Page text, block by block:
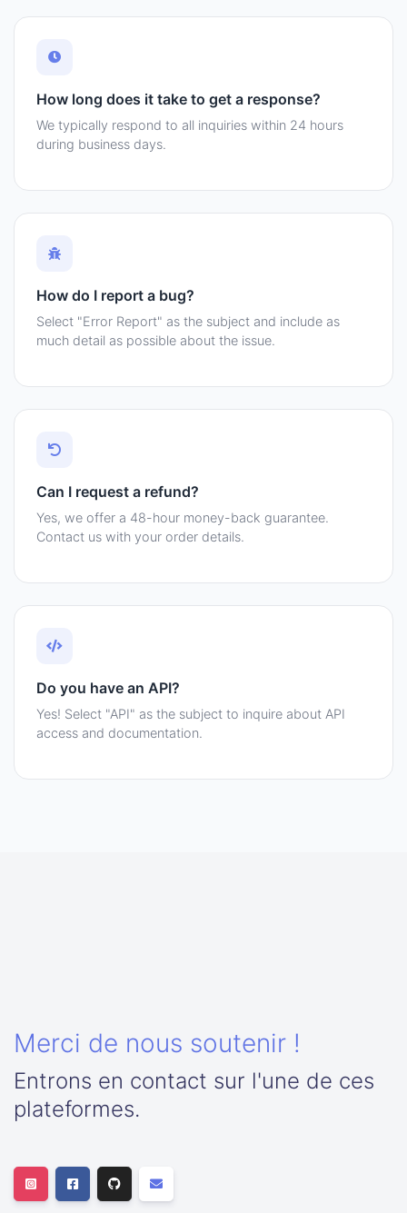
How long does it take to get a response?
We typically respond to all inquiries within 24 hours
during business days.
How do I report a bug?
Select "Error Report" as the subject and include as
much detail as possible about the issue.
Can I request a refund?
Yes, we offer a 48-hour money-back guarantee.
Contact us with your order details.
Do you have an API?
Yes! Select "API" as the subject to inquire about API
access and documentation.
Merci de nous soutenir !
Entrons en contact sur l'une de ces
plateformes.